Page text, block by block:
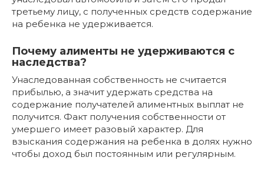
третьему лицу, с полученных средств содержание
на ребенка не удерживается.
Почему алименты не удерживаются с
наследства?
Унаследованная собственность не считается
прибылью, а значит удержать средства на
содержание получателей алиментных выплат не
получится. Факт получения собственности от
умершего имеет разовый характер. Для
взыскания содержания на ребенка в долях нужно
чтобы доход был постоянным или регулярным.